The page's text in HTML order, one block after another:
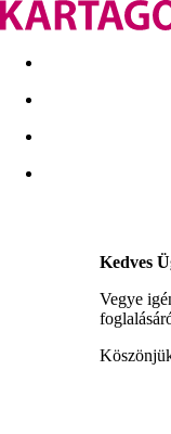
Kapcsolat Nyár
Kedves
Vegye